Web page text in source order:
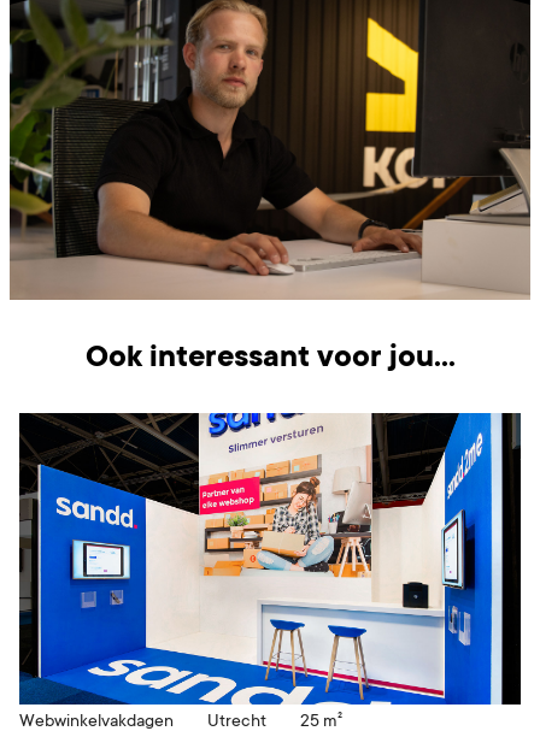
Ook interessant voor jou...
Webwinkelvakdagen Utrecht 25 m²